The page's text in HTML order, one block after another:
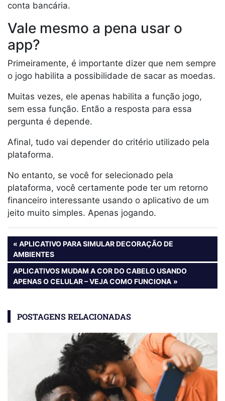
conta bancária.
Vale mesmo a pena usar o
app?
Primeiramente, é importante dizer que nem sempre
o jogo habilita a possibilidade de sacar as moedas.
Muitas vezes, ele apenas habilita a função jogo,
sem essa função. Então a resposta para essa
pergunta é depende.
Afinal, tudo vai depender do critério utilizado pela
plataforma.
No entanto, se você for selecionado pela
plataforma, você certamente pode ter um retorno
financeiro interessante usando o aplicativo de um
jeito muito simples. Apenas jogando.
Navegação
de
Post
PREVIOUS
POST:
APLICATIVO PARA SIMULAR DECORAÇÃO DE
AMBIENTES
NEXT
POST:
APLICATIVOS MUDAM A COR DO CABELO USANDO
APENAS O CELULAR – VEJA COMO FUNCIONA
POSTAGENS RELACIONADAS